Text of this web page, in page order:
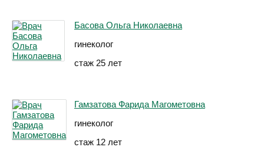
Басова Ольга Николаевна
гинеколог
стаж 25 лет
Гамзатова Фарида Магометовна
гинеколог
стаж 12 лет